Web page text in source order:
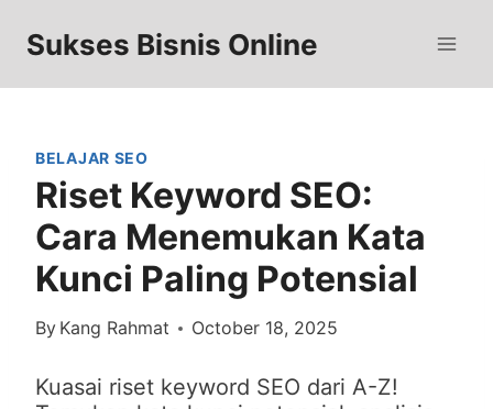
content
Sukses Bisnis Online
BELAJAR SEO
Riset Keyword SEO:
Cara Menemukan Kata
Kunci Paling Potensial
By Kang Rahmat October 18, 2025
Kuasai riset keyword SEO dari A-Z!